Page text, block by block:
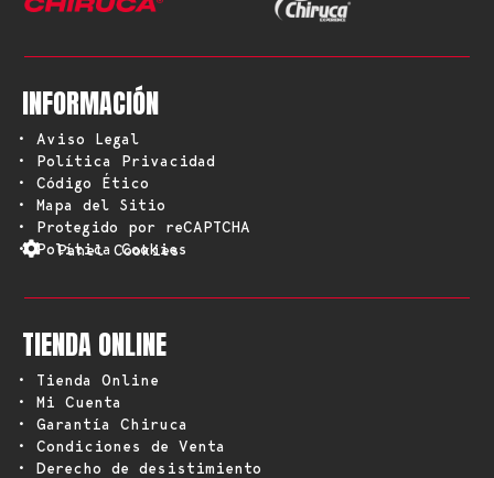
INFORMACIÓN
• Aviso Legal
• Política Privacidad
• Código Ético
• Mapa del Sitio
• Protegido por reCAPTCHA
• Política Cookies
Panel Cookies
TIENDA ONLINE
• Tienda Online
• Mi Cuenta
• Garantía Chiruca
• Condiciones de Venta
• Derecho de desistimiento